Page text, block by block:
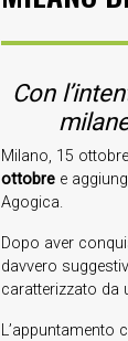
Con
Milano, 15
ottobree
Agogica.
Dopo aver
davvero
caratterizzato da
L’appuntamento